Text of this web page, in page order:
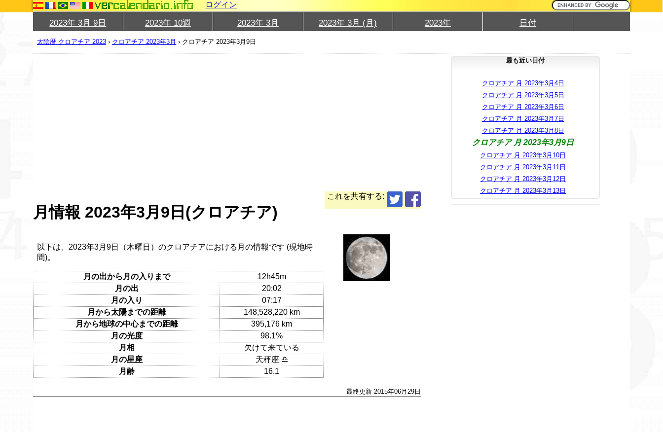
ログイン
2023年 3月 9日 2023年 10週 2023年 3月 2023年 3月 (月) 2023年 日付
太陰暦 クロアチア 2023 › クロアチア 2023年3月 › クロアチア 2023年3月9日
これを共有する:
月情報 2023年3月9日(クロアチア)
以下は、2023年3月9日（木曜日）のクロアチアにおける月の情報です (現地時
間)。
月の出から月の入りまで
12h45m
月の出
20:02
月の入り
07:17
月から太陽までの距離
148,528,220 km
月から地球の中心までの距離
395,176 km
月の光度
98.1%
月相
欠けて来ている
月の星座
天秤座 ♎
月齢
16.1
最終更新 2015年06月29日
最も近い日付
クロアチア 月 2023年3月4日
クロアチア 月 2023年3月5日
クロアチア 月 2023年3月6日
クロアチア 月 2023年3月7日
クロアチア 月 2023年3月8日
クロアチア 月 2023年3月9日
クロアチア 月 2023年3月10日
クロアチア 月 2023年3月11日
クロアチア 月 2023年3月12日
クロアチア 月 2023年3月13日